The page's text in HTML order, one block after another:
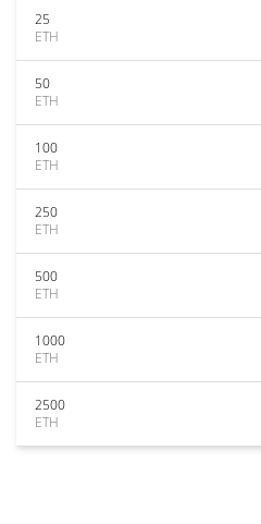
25
ETH
50
ETH
100
ETH
250
ETH
500
ETH
1000
ETH
2500
ETH